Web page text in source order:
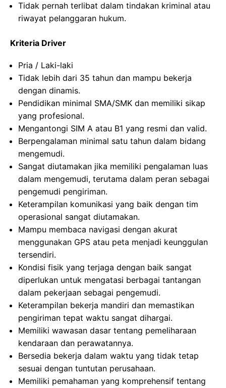
Tidak pernah terlibat dalam tindakan kriminal atau
riwayat pelanggaran hukum.
Kriteria Driver
Pria / Laki-laki
Tidak lebih dari 35 tahun dan mampu bekerja
dengan dinamis.
Pendidikan minimal SMA/SMK dan memiliki sikap
yang profesional.
Mengantongi SIM A atau B1 yang resmi dan valid.
Berpengalaman minimal satu tahun dalam bidang
mengemudi.
Sangat diutamakan jika memiliki pengalaman luas
dalam mengemudi, terutama dalam peran sebagai
pengemudi pengiriman.
Keterampilan komunikasi yang baik dengan tim
operasional sangat diutamakan.
Mampu membaca navigasi dengan akurat
menggunakan GPS atau peta menjadi keunggulan
tersendiri.
Kondisi fisik yang terjaga dengan baik sangat
diperlukan untuk mengatasi berbagai tantangan
dalam pekerjaan sebagai pengemudi.
Keterampilan bekerja mandiri dan memastikan
pengiriman tepat waktu sangat dihargai.
Memiliki wawasan dasar tentang pemeliharaan
kendaraan dan perawatannya.
Bersedia bekerja dalam waktu yang tidak tetap
sesuai dengan tuntutan perusahaan.
Memiliki pemahaman yang komprehensif tentang